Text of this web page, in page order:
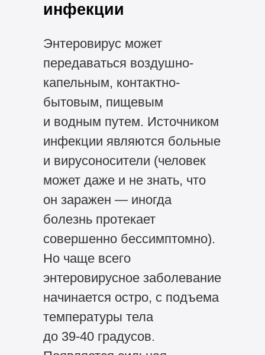
инфекции
Энтеровирус может
передаваться воздушно-
капельным, контактно-
бытовым, пищевым
и водным путем. Источником
инфекции являются больные
и вирусоносители (человек
может даже и не знать, что
он заражен — иногда
болезнь протекает
совершенно бессимптомно).
Но чаще всего
энтеровирусное заболевание
начинается остро, с подъема
температуры тела
до 39-40 градусов.